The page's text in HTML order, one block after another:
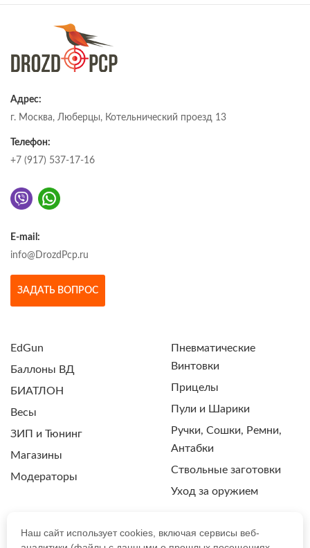
Адрес:
г. Москва, Люберцы, Котельнический проезд 13
Телефон:
+7 (917) 537-17-16
E-mail:
info@DrozdPcp.ru
ЗАДАТЬ ВОПРОС
EdGun
Баллоны ВД
БИАТЛОН
Весы
ЗИП и Тюнинг
Магазины
Модераторы
Пневматические
Винтовки
Прицелы
Пули и Шарики
Ручки, Сошки, Ремни,
Антабки
Ствольные заготовки
Уход за оружием
Наш сайт использует cookies, включая сервисы веб-